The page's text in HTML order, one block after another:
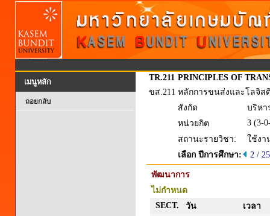
เมนูหลัก
ถอยกลับ
TR.211 PRINCIPLES OF
ขส.211 หลักการขนส่งและโลจิส
สังกัด
บริหา
หน่วยกิต
3 (3-
สถานะรายวิชา:
ใช้งา
เลือก ปีการศึกษา:
2 /
พัฒนาการ
ไม่กำหนด
SECT.
วัน
เวลา